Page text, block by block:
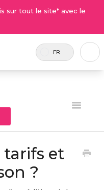
sur tout le site* avec le
FR